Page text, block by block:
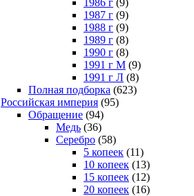
1987 г (9)
1988 г (9)
1989 г (8)
1990 г (8)
1991 г М (9)
1991 г Л (8)
Полная подборка (623)
Российская империя (95)
Обращение (94)
Медь (36)
Серебро (58)
5 копеек (11)
10 копеек (13)
15 копеек (12)
20 копеек (16)